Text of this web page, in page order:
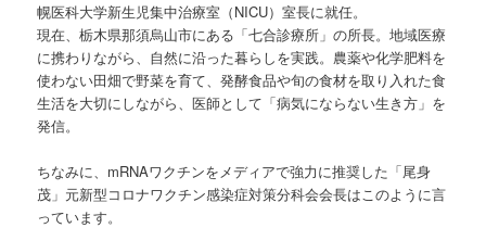
幌医科大学新生児集中治療室（NICU）室長に就任。
現在、栃木県那須烏山市にある「七合診療所」の所長。地域医療
に携わりながら、自然に沿った暮らしを実践。農薬や化学肥料を
使わない田畑で野菜を育て、発酵食品や旬の食材を取り入れた食
生活を大切にしながら、医師として「病気にならない生き方」を
発信。
ちなみに、mRNAワクチンをメディアで強力に推奨した「尾身
茂」元新型コロナワクチン感染症対策分科会会長はこのように言
っています。